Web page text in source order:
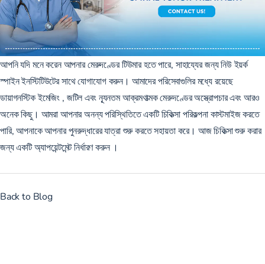
আপনি যদি মনে করেন আপনার মেরুদণ্ডের টিউমার হতে পারে, সাহায্যের জন্য নিউ ইয়র্ক
স্পাইন ইনস্টিটিউটের সাথে যোগাযোগ করুন। আমাদের পরিসেবাগুলির মধ্যে রয়েছে
ডায়াগনস্টিক ইমেজিং , জটিল এবং ন্যূনতম আক্রমণাত্মকমেরুদণ্ডের অস্ত্রোপচারএবং আরও
অনেক কিছু। আমরা আপনার অনন্য পরিস্থিতিতে একটি চিকিত্সা পরিকল্পনা কাস্টমাইজ করতে
পারি, আপনাকে আপনার পুনরুদ্ধারের যাত্রা শুরু করতে সহায়তা করে। আজ চিকিত্সা শুরু করার
জন্যএকটি অ্যাপয়েন্টমেন্ট নির্ধারণ করুন।
Back to Blog